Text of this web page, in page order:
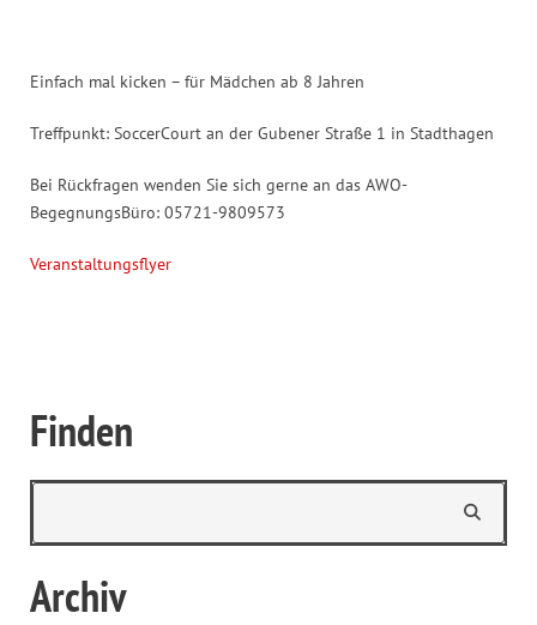
Einfach mal kicken – für Mädchen ab 8 Jahren
Treffpunkt: SoccerCourt an der Gubener Straße 1 in Stadthagen
Bei Rückfragen wenden Sie sich gerne an das AWO-
BegegnungsBüro: 05721-9809573
Veranstaltungsflyer
Finden
Archiv